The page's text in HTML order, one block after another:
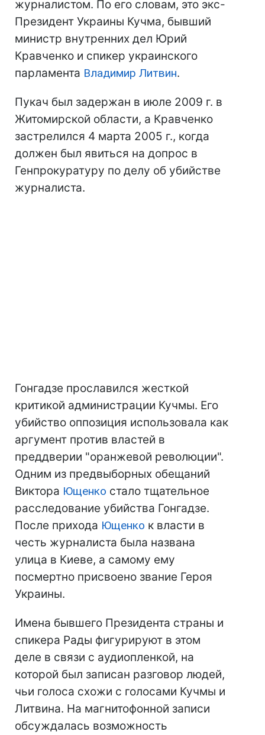
журналистом. По его словам, это экс-
Президент Украины Кучма, бывший
министр внутренних дел Юрий
Кравченко и спикер украинского
парламента Владимир Литвин.
Пукач был задержан в июле 2009 г. в
Житомирской области, а Кравченко
застрелился 4 марта 2005 г., когда
должен был явиться на допрос в
Генпрокуратуру по делу об убийстве
журналиста.
Гонгадзе прославился жесткой
критикой администрации Кучмы. Его
убийство оппозиция использовала как
аргумент против властей в
преддверии "оранжевой революции".
Одним из предвыборных обещаний
Виктора Ющенко стало тщательное
расследование убийства Гонгадзе.
После прихода Ющенко к власти в
честь журналиста была названа
улица в Киеве, а самому ему
посмертно присвоено звание Героя
Украины.
Имена бывшего Президента страны и
спикера Рады фигурируют в этом
деле в связи с аудиопленкой, на
которой был записан разговор людей,
чьи голоса схожи с голосами Кучмы и
Литвина. На магнитофонной записи
обсуждалась возможность